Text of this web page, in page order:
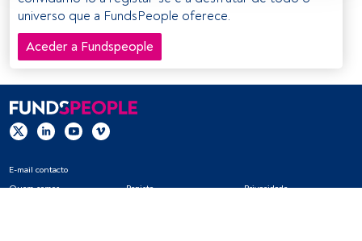
identificação. Armazenar as informações num dispositivo
e/ou aceder às mesmas. Publicidade e conteúdo
personalizados, medição de publicidade e conteúdo,
pesquisa de audiência e desenvolvimento de serviços.
Lista de parceiros (fornecedores)
universo que a FundsPeople oferece.
Aceder a Fundspeople
E-mail contacto
Quem somos
Registo
Privacidade